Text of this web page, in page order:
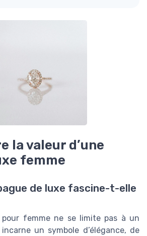
la valeur d’une
femme
de luxe fascine-t-elle
femme ne se limite pas à un
un symbole d’élégance, de